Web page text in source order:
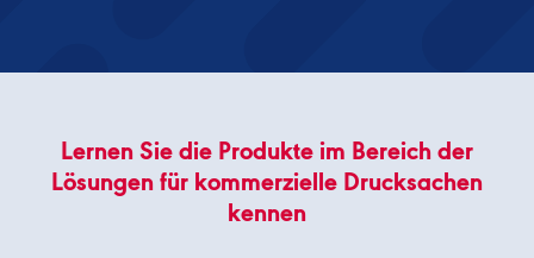
Lernen Sie die Produkte im Bereich der
Lösungen für kommerzielle Drucksachen
kennen